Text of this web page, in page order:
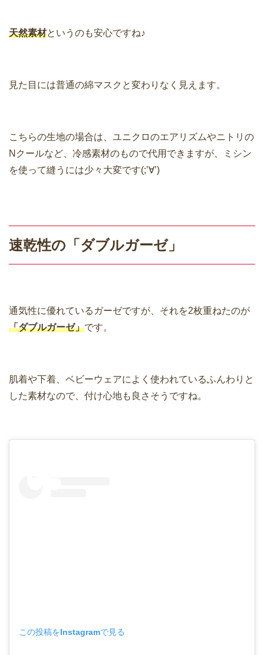
天然素材というのも安心ですね♪
見た目には普通の綿マスクと変わりなく見えます。
こちらの生地の場合は、ユニクロのエアリズムやニトリの
Nクールなど、冷感素材のもので代用できますが、ミシン
を使って縫うには少々大変です(;’∀’)
速乾性の「ダブルガーゼ」
通気性に優れているガーゼですが、それを2枚重ねたのが
「ダブルガーゼ」です。
肌着や下着、ベビーウェアによく使われているふんわりと
した素材なので、付け心地も良さそうですね。
この投稿をInstagramで見る